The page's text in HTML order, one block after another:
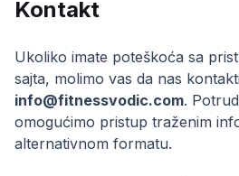
Kontakt
Ukoliko imate poteškoća sa
sajta, molimo vas da nas
info@fitnessvodic.com.
omogućimo pristup traženim
alternativnom formatu.